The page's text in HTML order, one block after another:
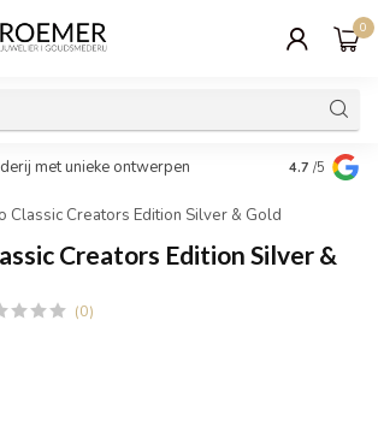
0
met unieke ontwerpen Wij
cadeau
4.7 /5
Classic Creators Edition Silver & Gold
Creators Edition Silver &
(0)